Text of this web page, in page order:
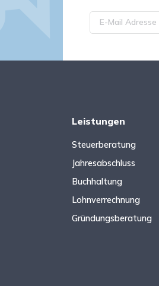
Leistungen
Steuerberatung
Jahresabschluss
Buchhaltung
Lohnverrechnung
Gründungsberatung